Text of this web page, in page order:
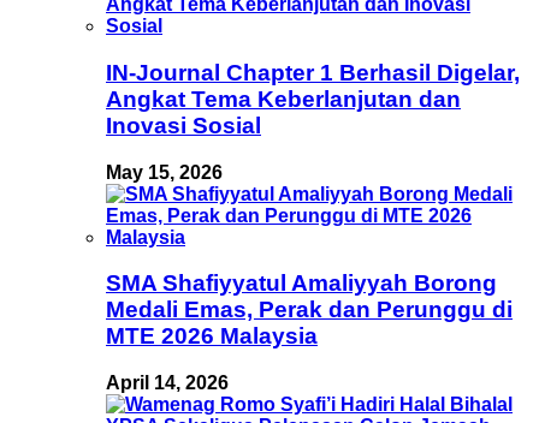
IN-Journal Chapter 1 Berhasil Digelar,
Angkat Tema Keberlanjutan dan
Inovasi Sosial
May 15, 2026
SMA Shafiyyatul Amaliyyah Borong
Medali Emas, Perak dan Perunggu di
MTE 2026 Malaysia
April 14, 2026